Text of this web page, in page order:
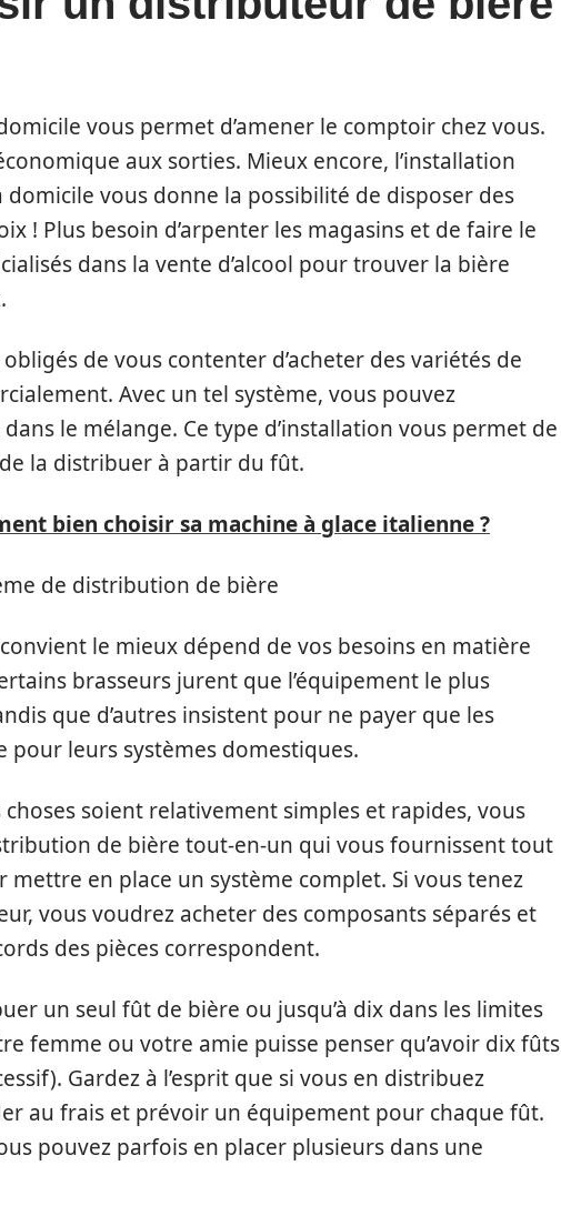
vous permet d’amener le comptoir chez vous.
aux sorties. Mieux encore, l’installation
domicile vous donne la possibilité de disposer des
! Plus besoin d’arpenter les magasins et de faire le
dans la vente d’alcool pour trouver la bière
de vous contenter d’acheter des variétés de
Avec un tel système, vous pouvez
le mélange. Ce type d’installation vous permet de
la distribuer à partir du fût.
bien choisir sa machine à glace italienne ?
de distribution de bière
le mieux dépend de vos besoins en matière
brasseurs jurent que l’équipement le plus
que d’autres insistent pour ne payer que les
leurs systèmes domestiques.
choses soient relativement simples et rapides, vous
de bière tout-en-un qui vous fournissent tout
mettre en place un système complet. Si vous tenez
vous voudrez acheter des composants séparés et
des pièces correspondent.
un seul fût de bière ou jusqu’à dix dans les limites
femme ou votre amie puisse penser qu’avoir dix fûts
Gardez à l’esprit que si vous en distribuez
au frais et prévoir un équipement pour chaque fût.
pouvez parfois en placer plusieurs dans une